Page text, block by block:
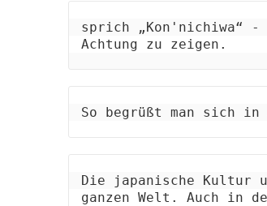
sprich „Kon'nichiwa“ -
Achtung zu zeigen.
So begrüßt man sich in
Die japanische Kultur
ganzen Welt. Auch in